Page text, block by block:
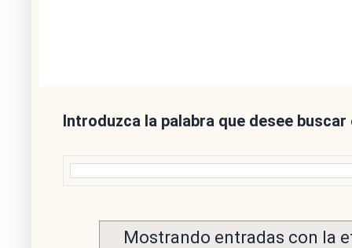
Introduzca la palabra que desee
Mostrando entradas con la